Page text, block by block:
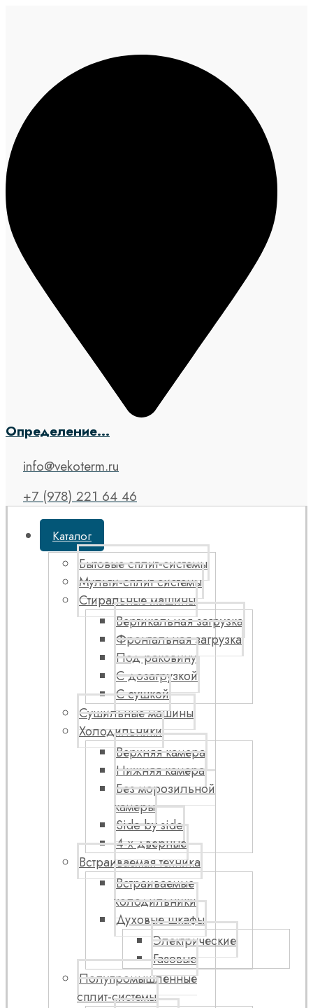
Определение...
info@vekoterm.ru
+7 (978) 221 64 46
Каталог
Бытовые сплит-системы
Мульти-сплит системы
Стиральные машины
Вертикальная загрузка
Фронтальная загрузка
Под раковину
С дозагрузкой
С сушкой
Сушильные машины
Холодильники
Верхняя камера
Нижняя камера
Без морозильной
камеры
Side by side
4-х дверные
Встраиваемая техника
Встраиваемые
холодильники
Духовые шкафы
Электрические
Газовые
Полупромышленные
сплит-системы